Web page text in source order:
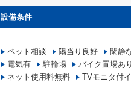
設備条件
ペット相談 陽当り良好
閑静
電気有
駐輪場
バイク置場あ
ネット使用料無料
TVモニタ付